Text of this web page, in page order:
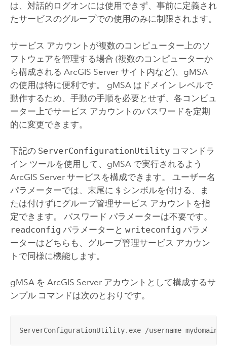
は、対話的ログオンには使用できず、事前に定義され
たサービスのグループでの使用のみに制限されます。
サービス アカウントが複数のコンピューター上のソ
フトウェアを管理する場合 (複数のコンピューターか
ら構成される ArcGIS Serverサイト内など)、gMSA
の使用は特に便利です。 gMSA はドメイン レベルで
動作するため、手動の手順を必要とせず、各コンピュ
ーター上でサービス アカウントのパスワードを定期
的に変更できます。
下記の ServerConfigurationUtilityコマンドラ
イン ツールを使用して、gMSA で実行されるよう
ArcGIS Serverサービスを構成できます。 ユーザー名
パラメーターでは、末尾に $シンボルを付ける、ま
たは付けずにグループ管理サービス アカウントを指
定できます。 パスワード パラメーターは不要です。
readconfig パラメーターと writeconfig パラメ
ーターはどちらも、グループ管理サービス アカウン
トで同様に機能します。
gMSA を ArcGIS Serverアカウントとして構成するサ
ンプル コマンドは次のとおりです。
ServerConfigurationUtility.exe /username